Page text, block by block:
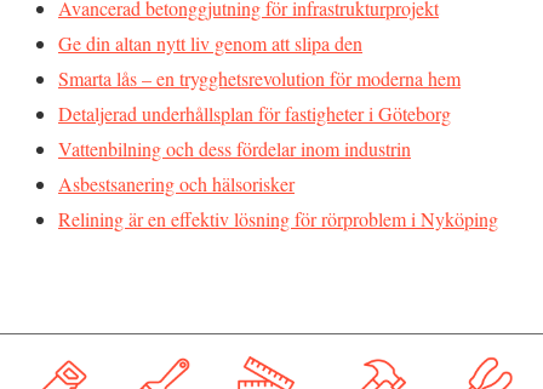
Avancerad betonggjutning för infrastrukturprojekt
Ge din altan nytt liv genom att slipa den
Smarta lås – en trygghetsrevolution för moderna hem
Detaljerad underhållsplan för fastigheter i Göteborg
Vattenbilning och dess fördelar inom industrin
Asbestsanering och hälsorisker
Relining är en effektiv lösning för rörproblem i Nyköping